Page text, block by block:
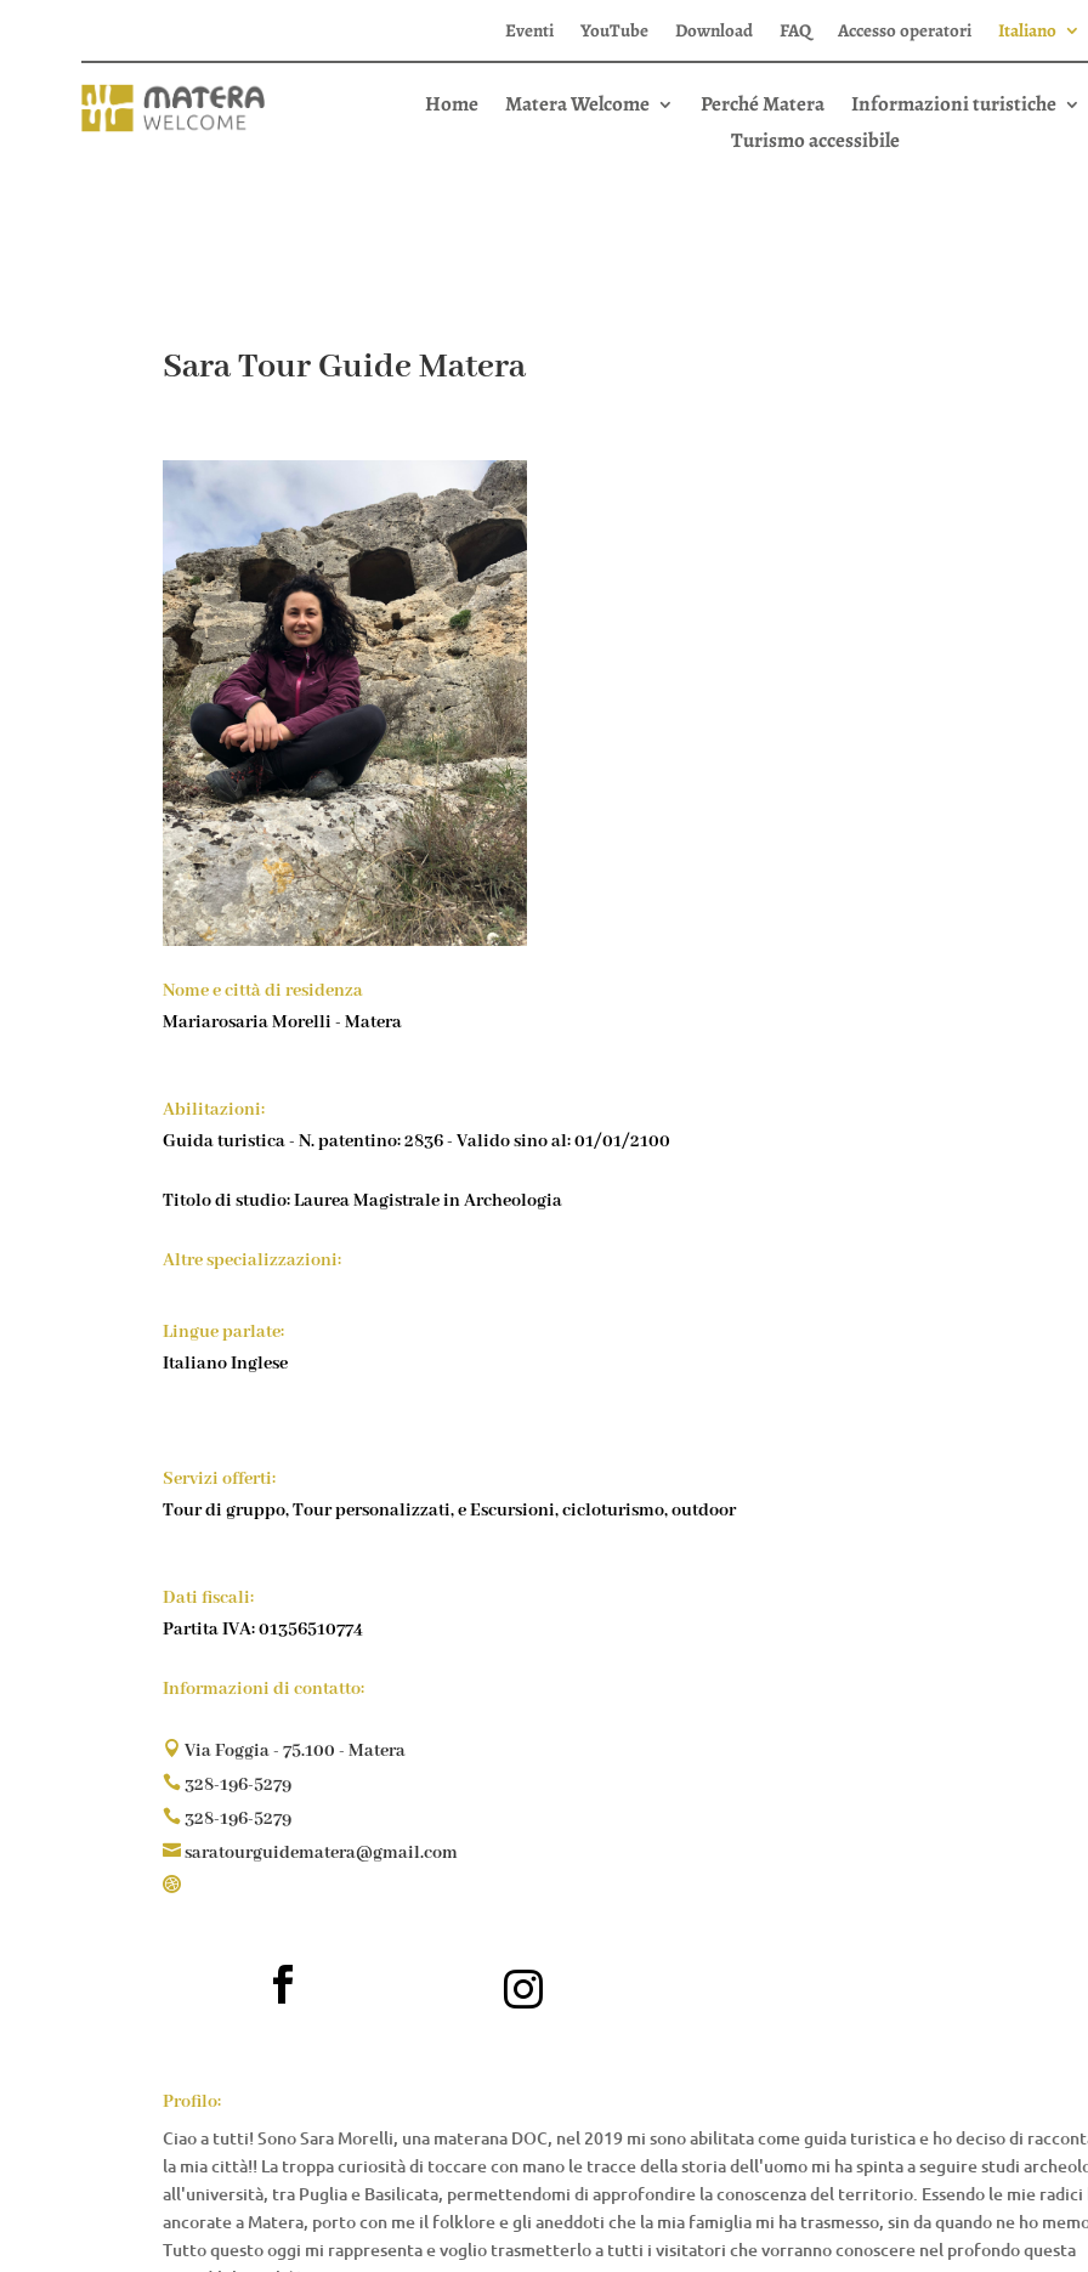
Eventi YouTube Download FAQ Accesso operatori Italiano
Home Matera Welcome Perché Matera Informazioni turistiche
Turismo accessibile
Sara Tour Guide Matera
Nome e città di residenza
Mariarosaria Morelli - Matera
Abilitazioni:
Guida turistica - N. patentino: 2836 - Valido sino al: 01/01/2100
Titolo di studio: Laurea Magistrale in Archeologia
Altre specializzazioni:
Lingue parlate:
Italiano Inglese
Servizi offerti:
Tour di gruppo, Tour personalizzati, e Escursioni, cicloturismo, outdoor
Dati fiscali:
Partita IVA: 01356510774
Informazioni di contatto:
 Via Foggia - 75.100 - Matera
 328-196-5279
 328-196-5279
 saratourguidematera@gmail.com

 
Profilo:
Ciao a tutti! Sono Sara Morelli, una materana DOC, nel 2019 mi sono abilitata come guida turistica e ho deciso di
la mia città!! La troppa curiosità di toccare con mano le tracce della storia dell'uomo mi ha spinta a seguire studi
all'università, tra Puglia e Basilicata, permettendomi di approfondire la conoscenza del territorio. Essendo le mie radici
ancorate a Matera, porto con me il folklore e gli aneddoti che la mia famiglia mi ha trasmesso, sin da quando ne ho
Tutto questo oggi mi rappresenta e voglio trasmetterlo a tutti i visitatori che vorranno conoscere nel profondo questa